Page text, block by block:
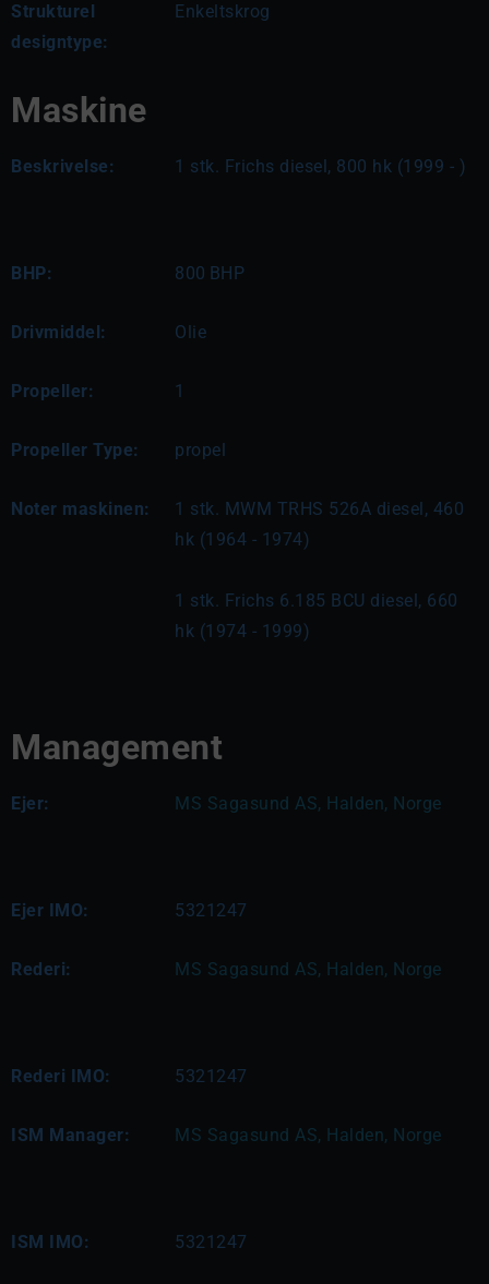
Strukturel
designtype:
Enkeltskrog
Maskine
Beskrivelse: 1 stk. Frichs diesel, 800 hk (1999 - )
BHP: 800 BHP
Drivmiddel: Olie
Propeller: 1
Propeller Type: propel
Noter maskinen:
1 stk. MWM TRHS 526A diesel, 460
hk (1964 - 1974)
1 stk. Frichs 6.185 BCU diesel, 660
hk (1974 - 1999)
Management
Ejer: MS Sagasund AS, Halden, Norge
Ejer IMO: 5321247
Rederi: MS Sagasund AS, Halden, Norge
Rederi IMO: 5321247
ISM Manager: MS Sagasund AS, Halden, Norge
ISM IMO: 5321247